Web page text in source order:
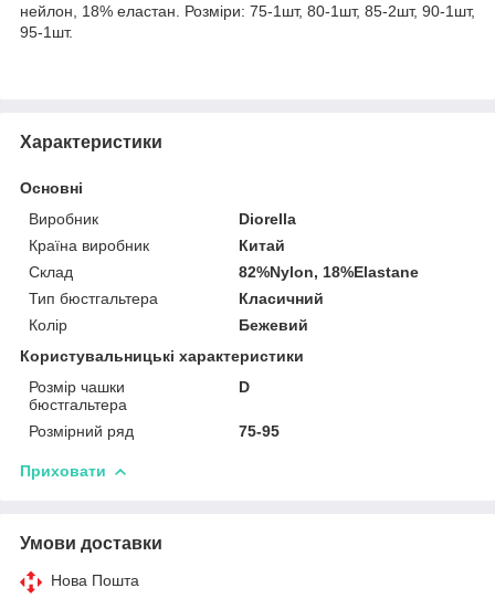
нейлон, 18% еластан. Розміри: 75-1шт, 80-1шт, 85-2шт, 90-1шт,
95-1шт.
Характеристики
Основні
Виробник
Diorella
Країна виробник
Китай
Склад
82%Nylon, 18%Elastane
Тип бюстгальтера
Класичний
Колір
Бежевий
Користувальницькі характеристики
Розмір чашки
бюстгальтера
D
Розмірний ряд 75-95
Приховати
Умови доставки
Нова Пошта